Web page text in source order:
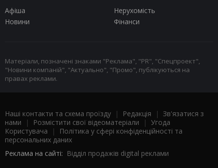
Афіша
Нерухомість
Новини
Фінанси
Матеріали, позначені знаками "Реклама", "PR", "Спецпроект",
"Новини компаній", "Актуально", "Промо", публікуються на
правах реклами.
Наші контакти та схема проїзду | Редакція | Зв'язатися з
нами | Розмістити свої відеоматеріали | Угода
Користувача |
Політика у сфері конфіденційності та
персональних даних
Реклама на сайті: Відділ продажів digital реклами